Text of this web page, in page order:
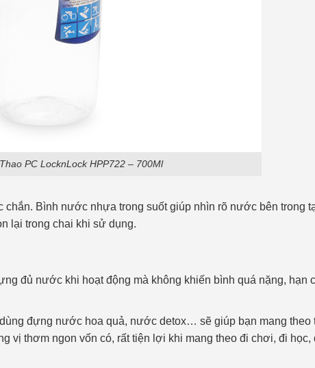
PC LocknLock HPP722 – 700Ml
chắn. Bình nước nhựa trong suốt giúp nhìn rõ nước bên trong
lại trong chai khi sử dụng.
đủ nước khi hoạt động mà không khiến bình quá nặng, hạn
đựng nước hoa quả, nước detox… sẽ giúp bạn mang theo
vị thơm ngon vốn có, rất tiện lợi khi mang theo đi chơi, đi học,